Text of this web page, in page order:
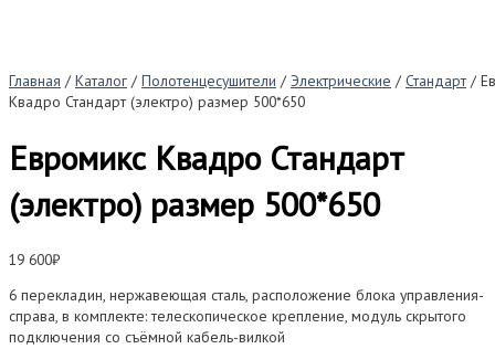
Главная / Каталог / Полотенцесушители / Электрические / Стандарт/
Квадро Стандарт (электро) размер 500*650
Евромикс Квадро Стандарт
(электро) размер 500*650
19 600₽
6 перекладин, нержавеющая сталь, расположение блока управления-
справа, в комплекте: телескопическое крепление, модуль скрытого
подключения со съёмной кабель-вилкой